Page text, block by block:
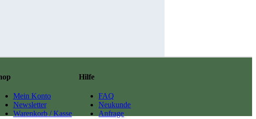
Hilfe
FAQ
Neukunde
Anfrage
Mein Konto
Newsletter
Warenkorb / Kasse